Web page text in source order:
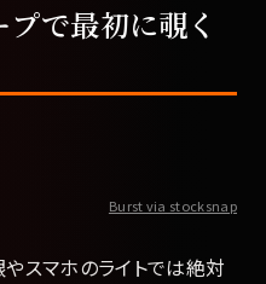
で最初に覗く
Burst via stocksnap
スマホのライトでは絶対